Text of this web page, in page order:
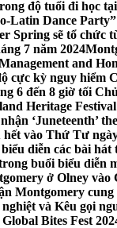
độ tuổi đi học
Latin Dance
Spring sẽ tổ chức
7 năm 2024
and
cực kỳ nguy hiểm
6 đến 8 giờ tối
Heritage
‘Juneteenth’
hết vào Thứ Tư
diễn các bài hát
buổi biểu diễn
ở Olney vào
Montgomery
và Kêu gọi
Global Bites Fest